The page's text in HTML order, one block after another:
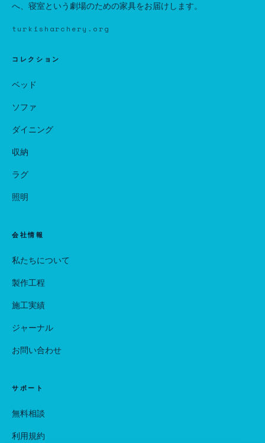
へ、寝室という劇場のための家具をお届けします。
turkisharchery.org
コレクション
ベッド
ソファ
ダイニング
収納
ラグ
照明
会社情報
私たちについて
製作工程
施工実績
ジャーナル
お問い合わせ
サポート
無料相談
利用規約